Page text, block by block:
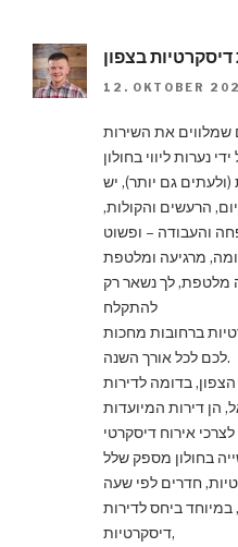
דיסקרטיות בצפון
12. OKTOBER
שמלווים את השירות
הרעשים והקולות,
והעבודה – ופשוט
מלטפת, לך נשאר רק
להתקלח
ברחובות מחכות
לכם לכל אורך השנה.
בדומה לדירות
הן דירות המיועדות
לצרכי אירוח דיסקרטי
בחולון מספק שלל
במיוחד ביחס לדירות
דיסקרטיות,